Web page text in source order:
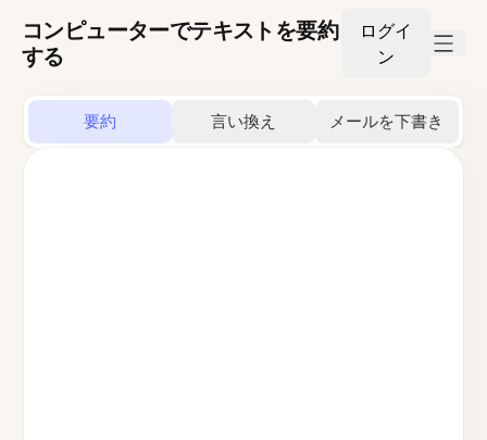
コンピューターでテキストを要約
する
ログイ
ン
要約 言い換え メールを下書き